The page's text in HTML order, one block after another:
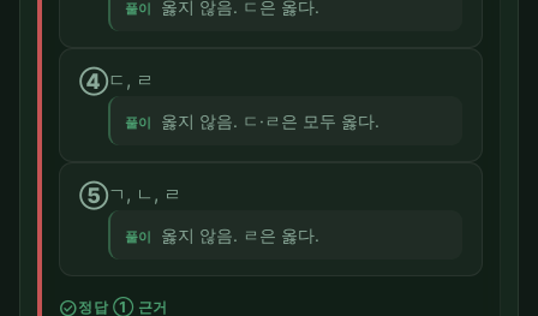
풀이 옳지 않음. ㄷ은 옳다.
④ㄷ, ㄹ
풀이 옳지 않음. ㄷ·ㄹ은 모두 옳다.
⑤ㄱ, ㄴ, ㄹ
풀이 옳지 않음. ㄹ은 옳다.
check_circle정답 ① 근거